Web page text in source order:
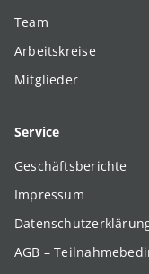
Team
Arbeitskreise
Mitglieder
Service
Geschäftsberichte
Impressum
AGB –